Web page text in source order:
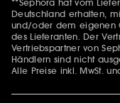
**Sephora hat vom
Deutschland erhalten,
und/oder dem eigenen
des Lieferanten. Der
Vertriebspartner von
Händlern sind nicht
Alle Preise inkl. MwSt.